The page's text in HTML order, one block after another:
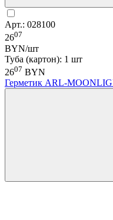
Арт.: 028100
2607
BYN/шт
Туба (картон): 1 шт
2607 BYN
Герметик ARL-